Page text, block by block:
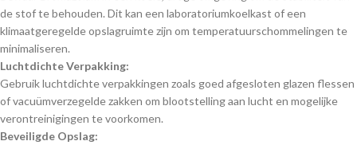
de stof te behouden. Dit kan een laboratoriumkoelkast of een
klimaatgeregelde opslagruimte zijn om temperatuurschommelingen te
minimaliseren.
Luchtdichte Verpakking:
Gebruik luchtdichte verpakkingen zoals goed afgesloten glazen flessen
of vacuümverzegelde zakken om blootstelling aan lucht en mogelijke
verontreinigingen te voorkomen.
Beveiligde Opslag: